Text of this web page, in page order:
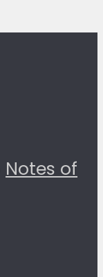
Notes of